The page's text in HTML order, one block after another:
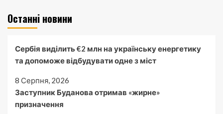
Останні новини
Сербія виділить €2 млн на українську енергетику
та допоможе відбудувати одне з міст
8 Серпня, 2026
Заступник Буданова отримав «жирне»
призначення